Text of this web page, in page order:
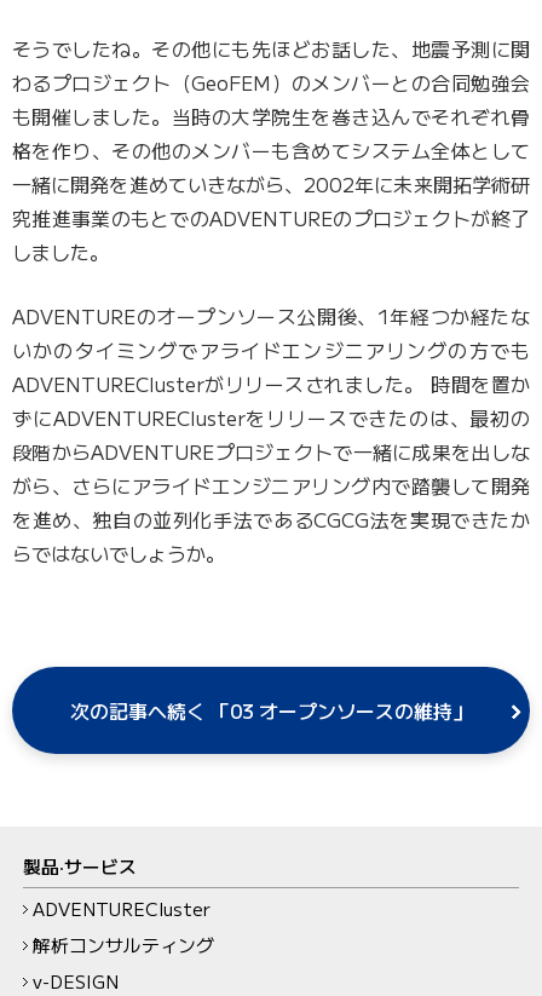
そうでしたね。その他にも先ほどお話した、地震予測に関
わるプロジェクト（GeoFEM）のメンバーとの合同勉強会
も開催しました。当時の大学院生を巻き込んでそれぞれ骨
格を作り、その他のメンバーも含めてシステム全体として
一緒に開発を進めていきながら、2002年に未来開拓学術研
究推進事業のもとでのADVENTUREのプロジェクトが終了
しました。
ADVENTUREのオープンソース公開後、1年経つか経たな
いかのタイミングでアライドエンジニアリングの方でも
ADVENTUREClusterがリリースされました。 時間を置か
ずにADVENTUREClusterをリリースできたのは、最初の
段階からADVENTUREプロジェクトで一緒に成果を出しな
がら、さらにアライドエンジニアリング内で踏襲して開発
を進め、独自の並列化手法であるCGCG法を実現できたか
らではないでしょうか。
次の記事へ続く 「03 オープンソースの維持」
製品‧サービス
ADVENTURECluster
解析コンサルティング
v-DESIGN